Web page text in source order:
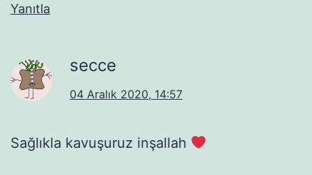
Yanıtla
secce
04 Aralık 2020, 14:57
Sağlıkla kavuşuruz inşallah